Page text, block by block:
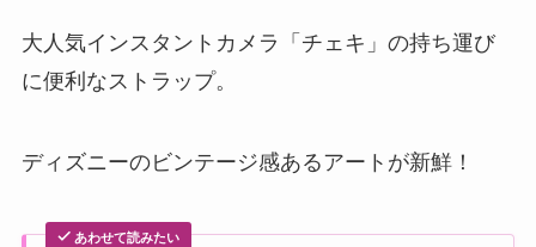
大人気インスタントカメラ「チェキ」の持ち運び
に便利なストラップ。
ディズニーのビンテージ感あるアートが新鮮！
あわせて読みたい